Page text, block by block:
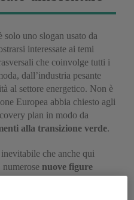
solo uno slogan usato da
interessate ai temi
che coinvolge tutti i
dall’industria pesante
al settore energetico. Non è
Europea abbia chiesto agli
plan in modo da
alla transizione verde.
che anche qui
nuove figure